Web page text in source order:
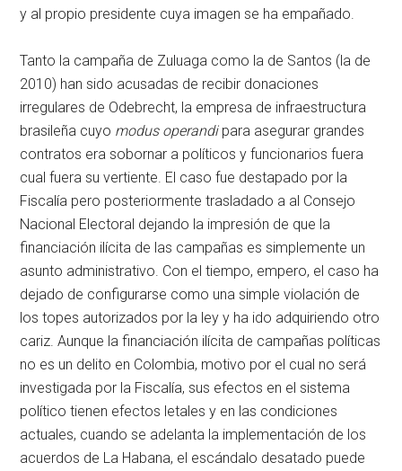
y al propio presidente cuya imagen se ha empañado.
Tanto la campaña de Zuluaga como la de Santos (la de
2010) han sido acusadas de recibir donaciones
irregulares de Odebrecht, la empresa de infraestructura
brasileña cuyo modus operandipara asegurar grandes
contratos era sobornar a políticos y funcionarios fuera
cual fuera su vertiente. El caso fue destapado por la
Fiscalía pero posteriormente trasladado a al Consejo
Nacional Electoral dejando la impresión de que la
financiación ilícita de las campañas es simplemente un
asunto administrativo. Con el tiempo, empero, el caso ha
dejado de configurarse como una simple violación de
los topes autorizados por la ley y ha ido adquiriendo otro
cariz. Aunque la financiación ilícita de campañas políticas
no es un delito en Colombia, motivo por el cual no será
investigada por la Fiscalía, sus efectos en el sistema
político tienen efectos letales y en las condiciones
actuales, cuando se adelanta la implementación de los
acuerdos de La Habana, el escándalo desatado puede